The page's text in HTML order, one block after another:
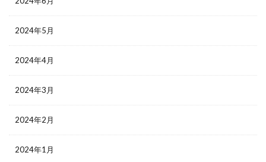
2024年5月
2024年4月
2024年3月
2024年2月
2024年1月